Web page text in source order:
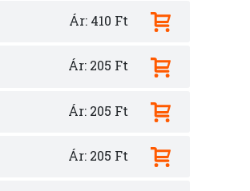
Ár: 410 Ft
Ár: 205 Ft
Ár: 205 Ft
Ár: 205 Ft